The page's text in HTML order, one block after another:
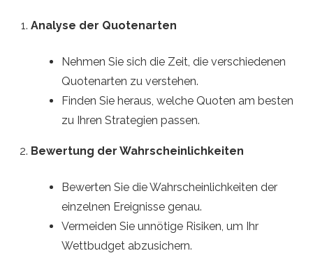
Analyse der Quotenarten
Nehmen Sie sich die Zeit, die verschiedenen
Quotenarten zu verstehen.
Finden Sie heraus, welche Quoten am besten
zu Ihren Strategien passen.
Bewertung der Wahrscheinlichkeiten
Bewerten Sie die Wahrscheinlichkeiten der
einzelnen Ereignisse genau.
Vermeiden Sie unnötige Risiken, um Ihr
Wettbudget abzusichern.